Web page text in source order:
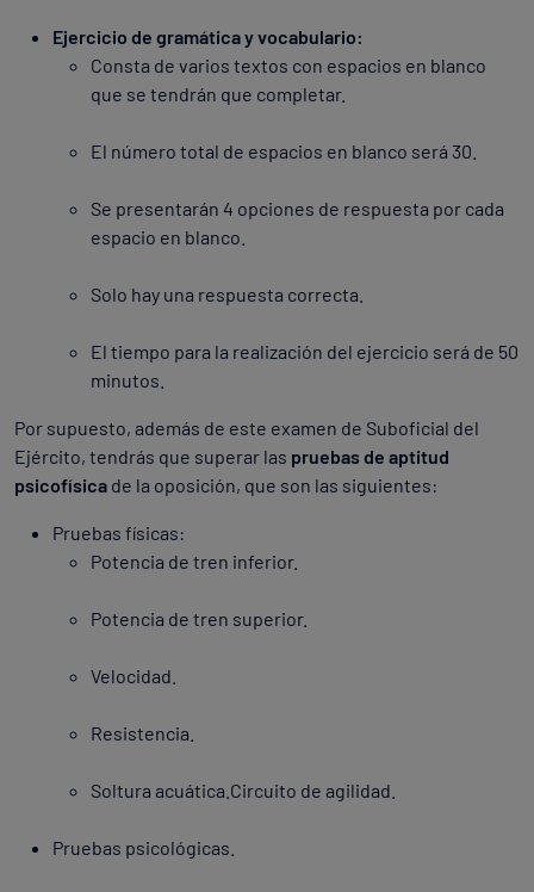
Ejercicio de gramática y vocabulario:
Consta de varios textos con espacios en blanco
que se tendrán que completar.
El número total de espacios en blanco será 30.
Se presentarán 4 opciones de respuesta por cada
espacio en blanco.
Solo hay una respuesta correcta.
El tiempo para la realización del ejercicio será de 50
minutos.
Por supuesto, además de este examen de Suboficial del
Ejército, tendrás que superar las pruebas de aptitud
psicofísica de la oposición, que son las siguientes:
Pruebas físicas:
Potencia de tren inferior.
Potencia de tren superior.
Velocidad.
Resistencia.
Soltura acuática.Circuito de agilidad.
Pruebas psicológicas.